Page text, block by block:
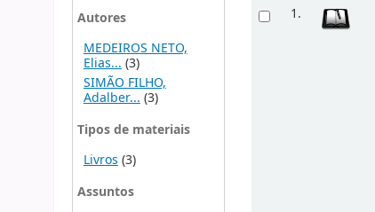
Autores
MEDEIROS NETO,
Elias...(3)
SIMÃO FILHO,
Adalber... (3)
Tipos de materiais
Livros(3)
Assuntos
1.